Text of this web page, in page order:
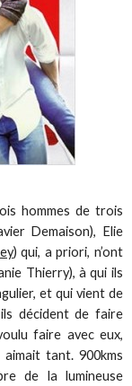
hommes de trois
Demaison), Elie
) qui, a priori, n’ont
Thierry), à qui ils
et qui vient de
décident de faire
faire avec eux,
tant. 900kms
de la lumineuse